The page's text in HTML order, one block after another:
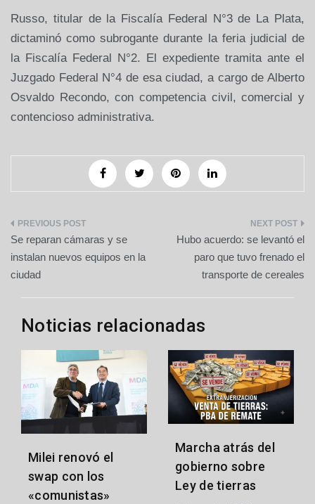
Russo, titular de la Fiscalía Federal N°3 de La Plata,
dictaminó como subrogante durante la feria judicial de
la Fiscalía Federal N°2. El expediente tramita ante el
Juzgado Federal N°4 de esa ciudad, a cargo de Alberto
Osvaldo Recondo, con competencia civil, comercial y
contencioso administrativa.
Navegación
de
entradas
Se reparan cámaras y se
instalan nuevos equipos en la
ciudad
Hubo acuerdo: se levantó el
paro que tuvo frenado el
transporte de cereales
Noticias relacionadas
Milei renovó el
swap con los
«comunistas»
Marcha atrás del
gobierno sobre
Ley de tierras